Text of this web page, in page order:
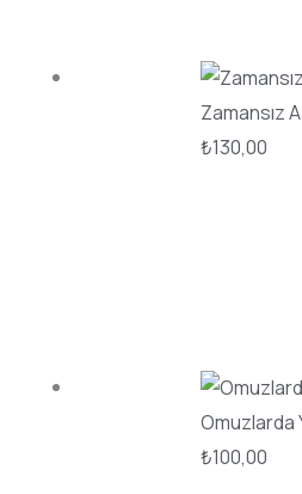
Zamansız
₺130,00
Omuzlarda
₺100,00